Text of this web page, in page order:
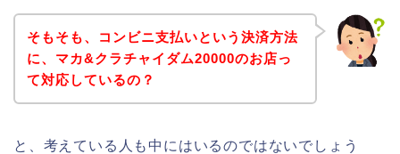
そもそも、コンビニ支払いという決済方法
に、マカ&クラチャイダム20000のお店っ
て対応しているの？
と、考えている人も中にはいるのではないでしょう